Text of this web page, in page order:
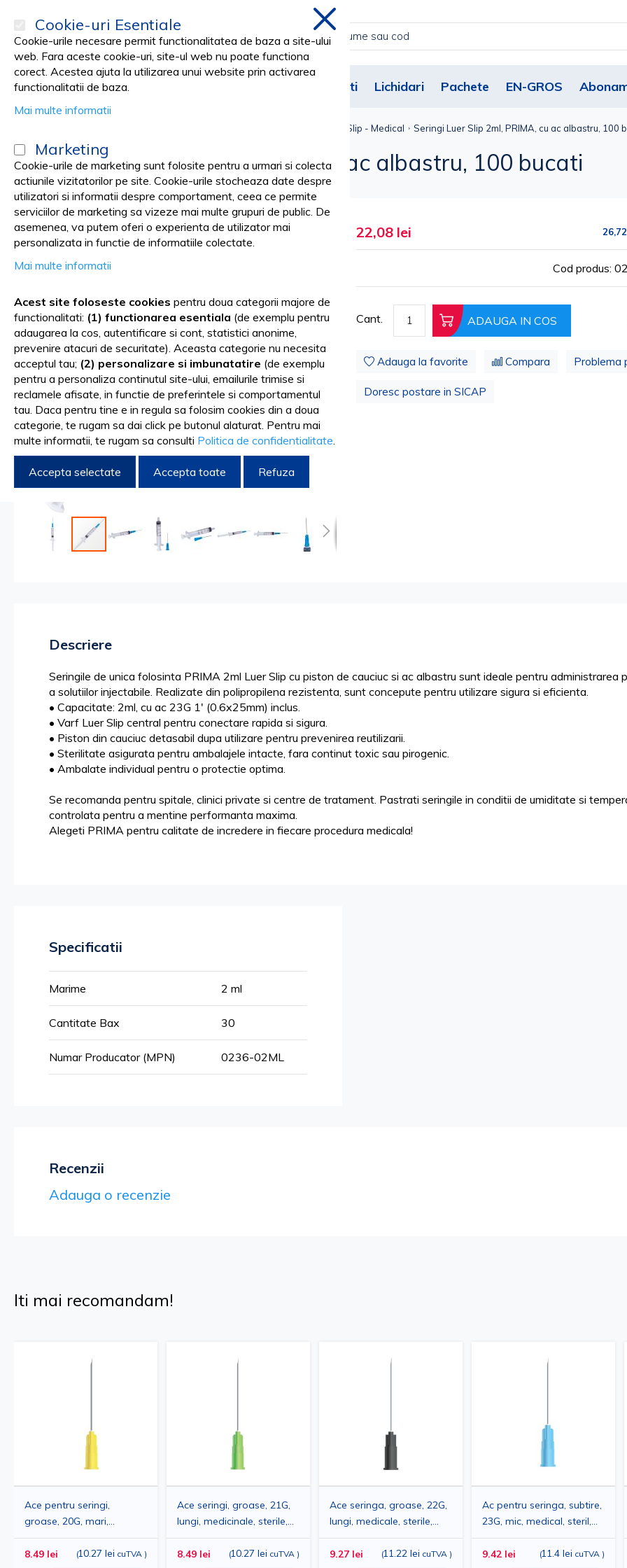
PRODUSE Noutati Lichidari Pachete EN-GROS
Seringi Luer Slip - Medical Seringi Luer Slip 2ml, PRIMA, cu ac albastru, 100
Seringi Luer Slip 2ml, PRIMA, cu ac albastru, 100 bucati
end
the
images
gallery
the
images
22,08 lei
Cod produs:
Cant. ADAUGA IN COS
Adauga la favorite Compara Problema
Doresc postare in SICAP
Descriere
Seringile de unica folosinta PRIMA 2ml Luer Slip cu piston de cauciuc si ac albastru sunt ideale pentru administrarea
a solutiilor injectabile. Realizate din polipropilena rezistenta, sunt concepute pentru utilizare sigura si eficienta.
• Capacitate: 2ml, cu ac 23G 1' (0.6x25mm) inclus.
• Varf Luer Slip central pentru conectare rapida si sigura.
• Piston din cauciuc detasabil dupa utilizare pentru prevenirea reutilizarii.
• Sterilitate asigurata pentru ambalajele intacte, fara continut toxic sau pirogenic.
• Ambalate individual pentru o protectie optima.
Se recomanda pentru spitale, clinici private si centre de tratament. Pastrati seringile in conditii de umiditate si
controlata pentru a mentine performanta maxima.
Alegeti PRIMA pentru calitate de incredere in fiecare procedura medicala!
Specificatii
multe
informatii
Marime 2 ml
Cantitate Bax 30
Numar Producator (MPN) 0236-02ML
Recenzii
Adauga o recenzie
Iti mai recomandam!
Ace pentru seringi,
groase, 20G, mari,
medicale, sterile, pentru
injectie intravenoasa,
8.49 lei (10.27 lei cuTVA )
Ace seringi, groase, 21G,
lungi, medicinale, sterile,
pentru injectii
intravenoase, hipodermice
8.49 lei (10.27 lei cuTVA )
Ace seringa, groase, 22G,
lungi, medicale, sterile,
pentru injectie
intravenoasa,
9.27 lei (11.22 lei cuTVA )
Ac pentru seringa, subtire,
23G, mic, medical, steril,
pentru injectie
intravenoasa,
9.42 lei (11.4 lei cuTVA )
inchide
Cookie-uri Esentiale
Cookie-urile necesare permit functionalitatea de baza a site-ului
web. Fara aceste cookie-uri, site-ul web nu poate functiona
corect. Acestea ajuta la utilizarea unui website prin activarea
functionalitatii de baza.
Mai multe informatii
Marketing
Cookie-urile de marketing sunt folosite pentru a urmari si colecta
actiunile vizitatorilor pe site. Cookie-urile stocheaza date despre
utilizatori si informatii despre comportament, ceea ce permite
serviciilor de marketing sa vizeze mai multe grupuri de public. De
asemenea, va putem oferi o experienta de utilizator mai
personalizata in functie de informatiile colectate.
Mai multe informatii
Acest site foloseste cookies pentru doua categorii majore de
functionalitati: (1) functionarea esentiala (de exemplu pentru
adaugarea la cos, autentificare si cont, statistici anonime,
prevenire atacuri de securitate). Aceasta categorie nu necesita
acceptul tau; (2) personalizare si imbunatatire (de exemplu
pentru a personaliza continutul site-ului, emailurile trimise si
reclamele afisate, in functie de preferintele si comportamentul
tau. Daca pentru tine e in regula sa folosim cookies din a doua
categorie, te rugam sa dai click pe butonul alaturat. Pentru mai
multe informatii, te rugam sa consulti Politica de confidentialitate.
Accepta selectate Accepta toate Refuza